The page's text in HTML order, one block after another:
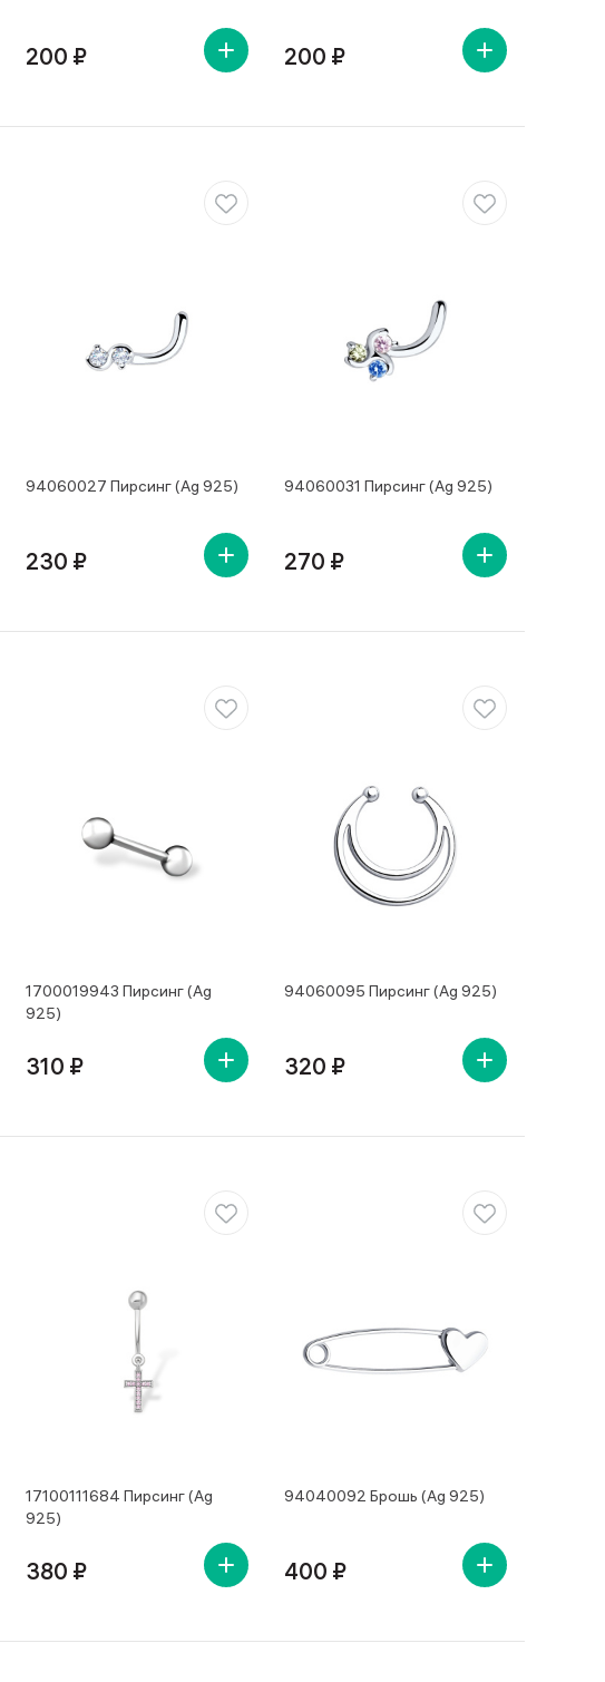
200 ₽ 200 ₽
94060027 Пирсинг (Ag 925)
230 ₽
94060031 Пирсинг (Ag 925)
270 ₽
1700019943 Пирсинг (Ag
925)
310 ₽
94060095 Пирсинг (Ag 925)
320 ₽
17100111684 Пирсинг (Ag
925)
380 ₽
94040092 Брошь (Ag 925)
400 ₽